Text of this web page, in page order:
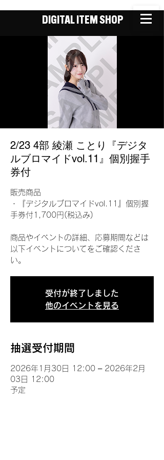
DIGITAL ITEM SHOP
2/23 4部 綾瀬 ことり『デジタ
ルブロマイドvol.11』個別握手
券付
販売商品
・『デジタルブロマイドvol.11』個別握
手券付1,700円(税込み)
商品やイベントの詳細、応募期間などは
以下イベントについてをご確認くださ
い。
受付が終了しました
他のイベントを見る
抽選受付期間
2026年1月30日 12:00 – 2026年2月
03日 12:00
予定